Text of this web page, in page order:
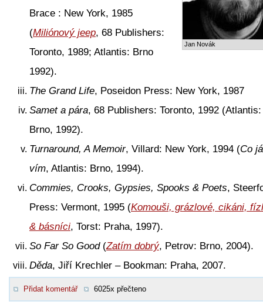
Jan Novák
Brace : New York, 1985
(Miliónový jeep, 68 Publishers:
Toronto, 1989; Atlantis: Brno
1992).
The Grand Life, Poseidon Press: New York, 1987
Samet a pára, 68 Publishers: Toronto, 1992 (Atlantis:
Brno, 1992).
Turnaround, A Memoir, Villard: New York, 1994 (Co já
vím, Atlantis: Brno, 1994).
Commies, Crooks, Gypsies, Spooks & Poets,
Press: Vermont, 1995 (Komouši, grázlové, cikáni,
& básníci, Torst: Praha, 1997).
So Far So Good(Zatím dobrý, Petrov: Brno, 2004).
Děda, Jiří Krechler – Bookman: Praha, 2007.
Přidat komentář 6025x přečteno